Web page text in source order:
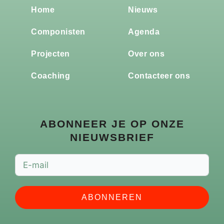
Home
Componisten
Projecten
Coaching
Nieuws
Agenda
Over ons
Contacteer ons
ABONNEER JE OP ONZE
NIEUWSBRIEF
ABONNEREN